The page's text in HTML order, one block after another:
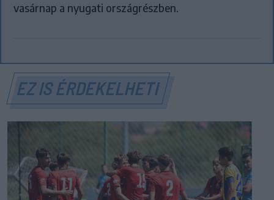
vasárnap a nyugati országrészben.
EZ IS ÉRDEKELHETI